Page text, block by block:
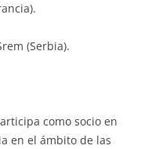
(Serbia).
como socio en
en el ámbito de las